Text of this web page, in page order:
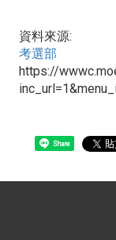
資料來源:
考選部
https://
Share